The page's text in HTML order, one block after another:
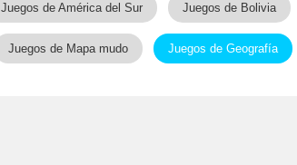
Juegos de América del Sur Juegos de Bolivia
Juegos de Mapa mudo Juegos de Geografía